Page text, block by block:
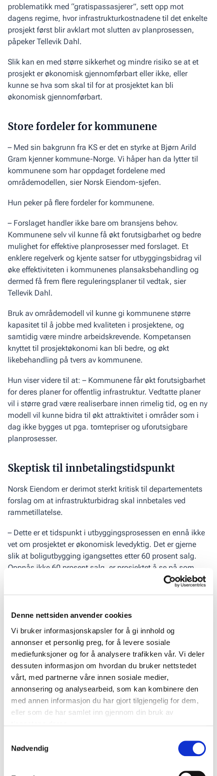
Denne nettsiden anvender cookies
Vi bruker informasjonskapsler for å gi innhold og
annonser et personlig preg, for å levere sosiale
mediefunksjoner og for å analysere trafikken vår. Vi deler
dessuten informasjon om hvordan du bruker nettstedet
vårt, med partnerne våre innen sosiale medier,
annonsering og analysearbeid, som kan kombinere den
med annen informasjon du har gjort tilgjengelig for dem,
eller som de har samlet inn gjennom din bruk av
Nødvendig
problematikk med “gratispassasjerer”, sett opp mot
dagens regime, hvor infrastrukturkostnadene til det enkelte
prosjekt først blir avklart mot slutten av planprosessen,
påpeker Tellevik Dahl.
Slik kan en med større sikkerhet og mindre risiko se at et
prosjekt er økonomisk gjennomførbart eller ikke, eller
kunne se hva som skal til for at prosjektet kan bli
økonomisk gjennomførbart.
Store fordeler for kommunene
– Med sin bakgrunn fra KS er det en styrke at Bjørn Arild
Gram kjenner kommune-Norge. Vi håper han da lytter til
kommunene som har oppdaget fordelene med
områdemodellen, sier Norsk Eiendom-sjefen.
Hun peker på flere fordeler for kommunene.
– Forslaget handler ikke bare om bransjens behov.
Kommunene selv vil kunne få økt forutsigbarhet og bedre
mulighet for effektive planprosesser med forslaget. Et
enklere regelverk og kjente satser for utbyggingsbidrag vil
øke effektiviteten i kommunenes plansaksbehandling og
dermed få frem flere reguleringsplaner til vedtak, sier
Tellevik Dahl.
Bruk av områdemodell vil kunne gi kommunene større
kapasitet til å jobbe med kvaliteten i prosjektene, og
samtidig være mindre arbeidskrevende. Kompetansen
knyttet til prosjektøkonomi kan bli bedre, og økt
likebehandling på tvers av kommunene.
Hun viser videre til at: – Kommunene får økt forutsigbarhet
for deres planer for offentlig infrastruktur. Vedtatte planer
vil i større grad være realiserbare innen rimelig tid, og en ny
modell vil kunne bidra til økt attraktivitet i områder som i
dag ikke bygges ut pga. tomtepriser og uforutsigbare
planprosesser.
Skeptisk til innbetalingstidspunkt
Norsk Eiendom er derimot sterkt kritisk til departementets
forslag om at infrastrukturbidrag skal innbetales ved
rammetillatelse.
– Dette er et tidspunkt i utbyggingsprosessen en ennå ikke
vet om prosjektet er økonomisk levedyktig. Det er gjerne
slik at boligutbygging igangsettes etter 60 prosent salg.
Oppnås ikke 60 prosent salg, er prosjektet å se på som
svært risikabelt, påpeker Norsk Eiendom-sjefen.
ikke vil ha. Derfor vil man heller ikke kunne få byggelån fra
– En løsning vil være å kreve 60 prosent salgsgrad før
rammesøknad, noe som kan innebære flere års ventetid på
ferdig bolig for de tidligste boligkjøperne – og nok et
argument mot å kjøpe ny bolig. Vi foreslår derfor heller at
innbetaling av infrastrukturbidrag tidligst skjer ved
igangsettingstillatelse, da denne gis først etter at man har
solgt nok boliger, sier Tellevik Dahl.